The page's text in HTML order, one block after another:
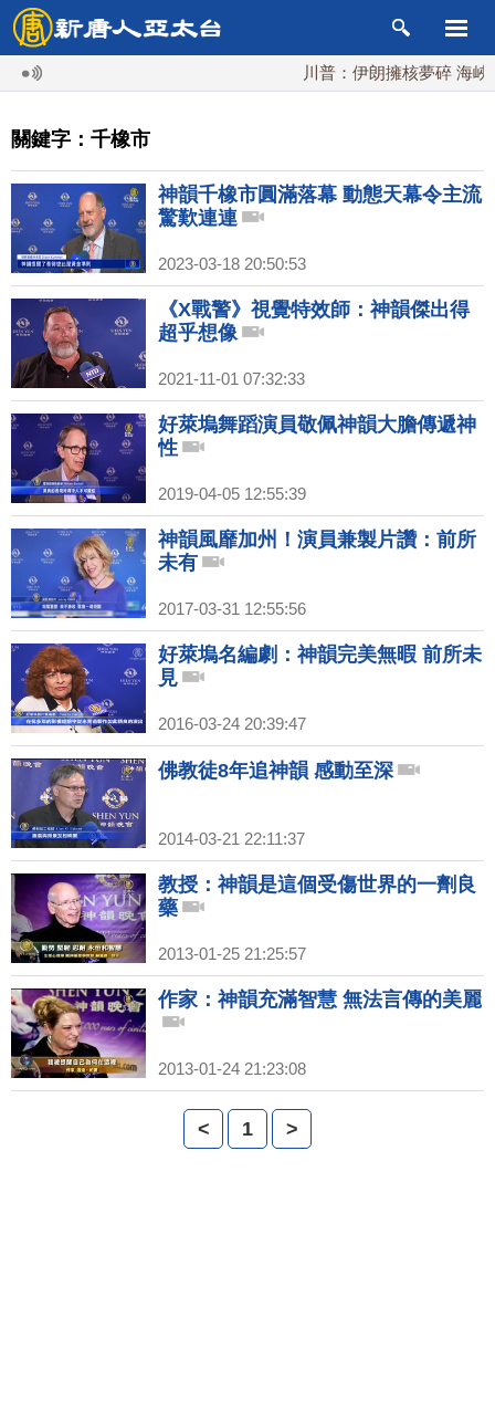
川普：伊朗擁核夢碎 海峽即
關鍵字：千橡市
神韻千橡市圓滿落幕 動態天幕令主流
驚歎連連
2023-03-18 20:50:53
《X戰警》視覺特效師：神韻傑出得
超乎想像
2021-11-01 07:32:33
好萊塢舞蹈演員敬佩神韻大膽傳遞神
性
2019-04-05 12:55:39
神韻風靡加州！演員兼製片讚：前所
未有
2017-03-31 12:55:56
好萊塢名編劇：神韻完美無暇 前所未
見
2016-03-24 20:39:47
佛教徒8年追神韻 感動至深
2014-03-21 22:11:37
教授：神韻是這個受傷世界的一劑良
藥
2013-01-25 21:25:57
作家：神韻充滿智慧 無法言傳的美麗
2013-01-24 21:23:08
< 1 >